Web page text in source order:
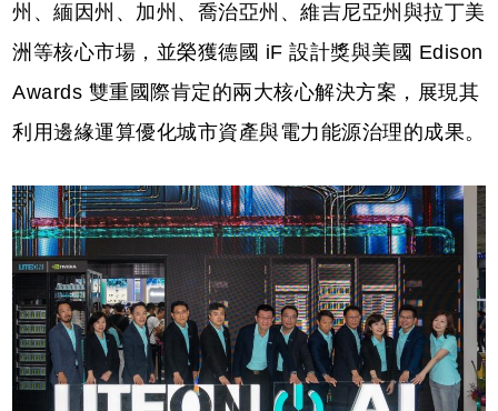
州、緬因州、加州、喬治亞州、維吉尼亞州與拉丁美
洲等核心市場，並榮獲德國 iF 設計獎與美國 Edison
Awards 雙重國際肯定的兩大核心解決方案，展現其
利用邊緣運算優化城市資產與電力能源治理的成果。